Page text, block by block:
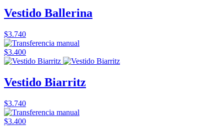
Vestido Ballerina
$3.740
$3.400
Vestido Biarritz
$3.740
$3.400